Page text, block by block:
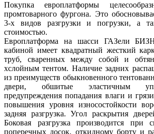
Покупка европлатформы
промтоварного фургона. Это
3-х видов разгрузки и погрузки, а
стоимостью.
Европлатформа на шасси ГАЗели
кабиной имеет квадратный жесткий
труб, сваренных между собой и
хслойным тентом. Наличие задних
из преимуществ обыкновенного
двери, обшитые эластичным
предупреждения попадания влаги и
повышения уровня износостойкости
задняя разгрузка. Угол раскрытия
Боковая разгрузка производится при
поперечных досок, откидному борту и